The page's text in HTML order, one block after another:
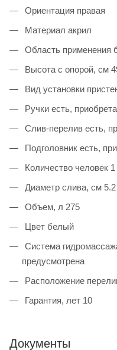
Ориентация правая
Материал акрил
Область применения
Высота с опорой, см
Вид установки
Ручки есть,
Слив-перелив есть,
Подголовник есть,
Количество человек 1
Диаметр слива, см 5.2
Объем, л 275
Цвет белый
Система
предусмотрена
Расположение
Гарантия, лет 10
Документы